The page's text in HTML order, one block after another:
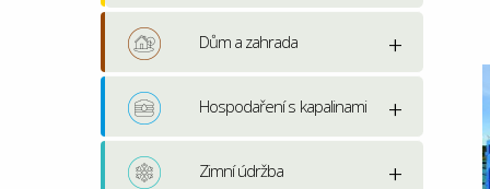
Dům a zahrada
Hospodaření s kapalinami
Zimní údržba